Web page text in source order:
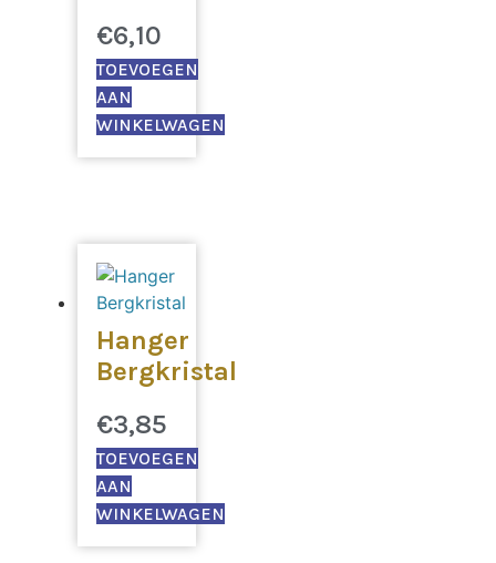
€6,10
TOEVOEGEN
AAN
WINKELWAGEN
Hanger
Bergkristal
€3,85
TOEVOEGEN
AAN
WINKELWAGEN